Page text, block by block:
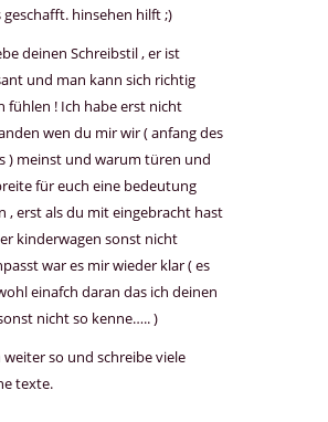
geschafft. hinsehen hilft ;)
deinen Schreibstil , er ist
und man kann sich richtig
fühlen ! Ich habe erst nicht
wen du mir wir ( anfang des
) meinst und warum türen und
für euch eine bedeutung
, erst als du mit eingebracht hast
kinderwagen sonst nicht
war es mir wieder klar ( es
einafch daran das ich deinen
nicht so kenne….. )
weiter so und schreibe viele
texte.